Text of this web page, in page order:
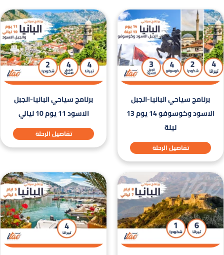
برنامج سياحي البانيا-الجبل
الاسود وكوسوفو 14 يوم 13
ليلة
تفاصيل الرحلة
برنامج سياحي البانيا-الجبل
الاسود 11 يوم 10 ليالي
تفاصيل الرحلة